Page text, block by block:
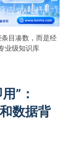
目凑数，而是经
业级知识库
”：
数据背